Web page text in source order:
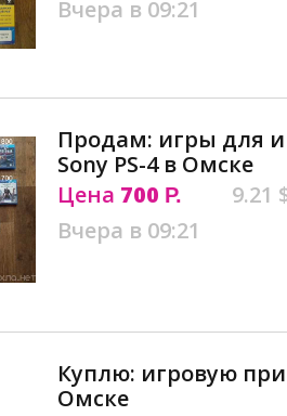
Вчера в 09:21
Продам: игры для
Sony PS-4 в Омске
Цена 700 Р.
9.21
Вчера в 09:21
Куплю: игровую
Омске